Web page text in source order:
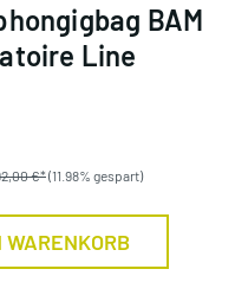
BAM
Line
€*(11.98% gespart)
WARENKORB